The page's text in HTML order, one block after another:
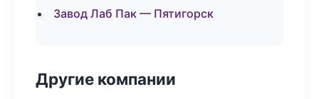
Завод Лаб Пак — Пятигорск
Другие компании